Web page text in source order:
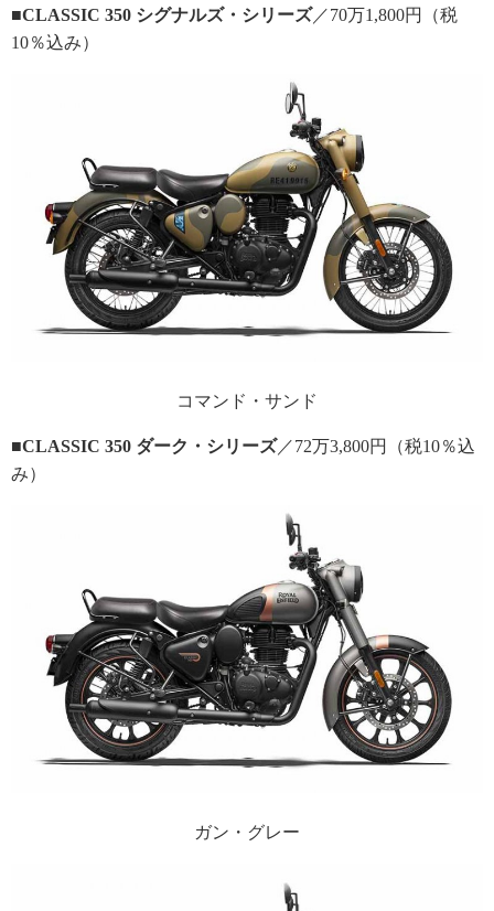
■CLASSIC 350 シグナルズ・シリーズ／70万1,800円（税
10％込み）
コマンド・サンド
■CLASSIC 350 ダーク・シリーズ／72万3,800円（税10％込
み）
ガン・グレー